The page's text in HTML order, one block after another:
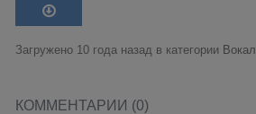
Загружено 10 года назад в категории
КОММЕНТАРИИ (0)